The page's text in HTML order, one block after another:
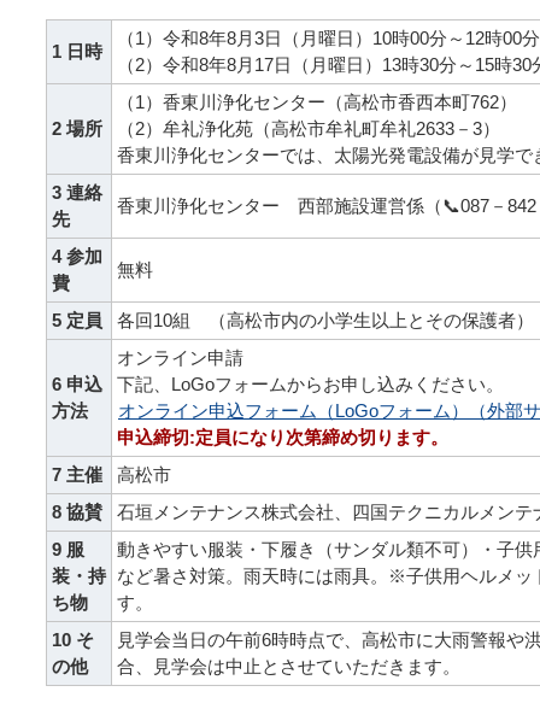
1 日時
（1）令和8年8月3日（月曜日）10時00分～12時00分
（2）令和8年8月17日（月曜日）13時30分～15時30
2 場所
（1）香東川浄化センター（高松市香西本町762）
（2）牟礼浄化苑（高松市牟礼町牟礼2633－3）
香東川浄化センターでは、太陽光発電設備が見学で
3 連絡
先
香東川浄化センター 西部施設運営係（📞087－842
4 参加
費
無料
5 定員 各回10組 （高松市内の小学生以上とその保護者）
6 申込
方法
オンライン申請
下記、LoGoフォームからお申し込みください。
オンライン申込フォーム（LoGoフォーム）（外部
申込締切:定員になり次第締め切ります。
7 主催
高松市
8 協賛
石垣メンテナンス株式会社、四国テクニカルメンテ
9 服
装・持
ち物
動きやすい服装・下履き（サンダル類不可）・子
など暑さ対策。雨天時には雨具。※子供用ヘルメ
す。
10 そ
の他
見学会当日の午前6時時点で、高松市に大雨警報や
合、見学会は中止とさせていただきます。